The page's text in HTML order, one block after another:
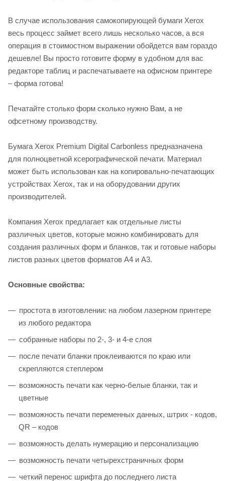
В случае использования самокопирующей бумаги Xerox
весь процесс займет всего лишь несколько часов, а вся
операция в стоимостном выражении обойдется вам гораздо
дешевле! Вы просто готовите форму в удобном для вас
редакторе таблиц и распечатываете на офисном принтере
– форма готова!
Печатайте столько форм сколько нужно Вам, а не
офсетному производству.
Бумага Xerox Premium Digital Carbonless предназначена
для полноцветной ксерографической печати. Материал
может быть использован как на копировально-печатающих
устройствах Xerox, так и на оборудовании других
производителей.
Компания Xerox предлагает как отдельные листы
различных цветов, которые можно комбинировать для
создания различных форм и бланков, так и готовые наборы
листов разных цветов форматов А4 и А3.
Основные свойства:
простота в изготовлении: на любом лазерном принтере
из любого редактора
собранные наборы по 2-, 3- и 4-е слоя
после печати бланки проклеиваются по краю или
скрепляются степлером
возможность печати как черно-белые бланки, так и
цветные
возможность печати переменных данных, штрих - кодов,
QR – кодов
возможность делать нумерацию и персонализацию
возможность печати четырехстраничных форм
четкий перенос шрифта до последнего листа